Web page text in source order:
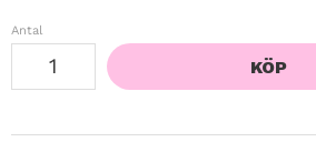
Antal
KÖP